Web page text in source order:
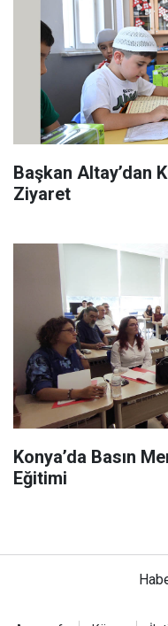
Başkan Altay’dan
Ziyaret
Konya’da Basın
Eğitimi